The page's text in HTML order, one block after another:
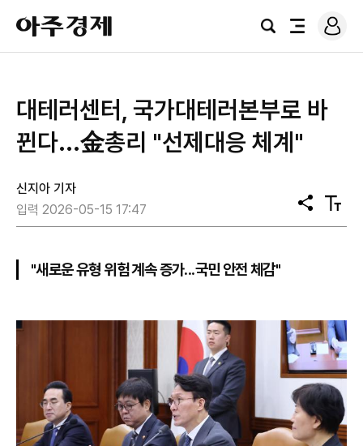
아
주
경
검
전
로
그
대테러센터, 국가대테러본부로 바
뀐다...金총리 "선제대응 체계"
신지아 기자
입력 2026-05-15 17:47
공
유
텍
스
"새로운 유형 위험 계속 증가...국민 안전 체감"